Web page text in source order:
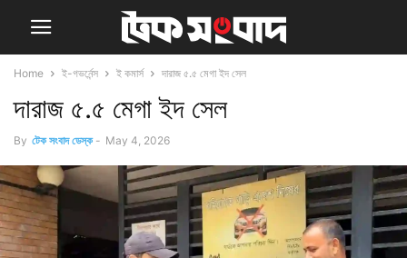
Home ই-গভর্নেন্স ই কমার্স দারাজ ৫.৫ মেগা ইদ সেল
দারাজ ৫.৫ মেগা ইদ সেল
By টেক সংবাদ ডেস্ক - May 4, 2026